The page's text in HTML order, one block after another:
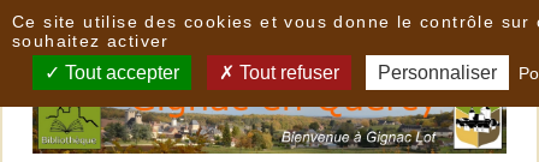
Ce site utilise des cookies et vous donne le contrôle sur
souhaitez activer
Tout accepter Tout refuser Personnaliser